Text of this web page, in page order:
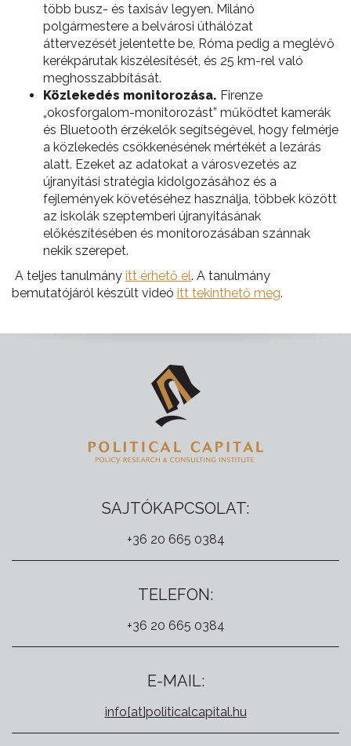
több busz- és taxisáv legyen. Milánó
polgármestere a belvárosi úthálózat
áttervezését jelentette be, Róma pedig a meglévő
kerékpárutak kiszélesítését, és 25 km-rel való
meghosszabbítását.
Közlekedés monitorozása. Firenze
„okosforgalom-monitorozást” működtet kamerák
és Bluetooth érzékelők segítségével, hogy felmérje
a közlekedés csökkenésének mértékét a lezárás
alatt. Ezeket az adatokat a városvezetés az
újranyitási stratégia kidolgozásához és a
fejlemények követéséhez használja, többek között
az iskolák szeptemberi újranyitásának
előkészítésében és monitorozásában szánnak
nekik szerepet.
A teljes tanulmány itt érhető el. A tanulmány
bemutatójáról készült videó itt tekinthető meg.
SAJTÓKAPCSOLAT:
+36 20 665 0384
TELEFON:
+36 20 665 0384
E-MAIL:
info[at]politicalcapital.hu